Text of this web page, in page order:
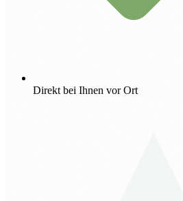
Direkt bei Ihnen vor Ort